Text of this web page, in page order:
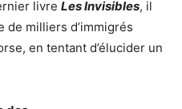
livre Les Invisibles, il
de milliers d’immigrés
en tentant d’élucider un